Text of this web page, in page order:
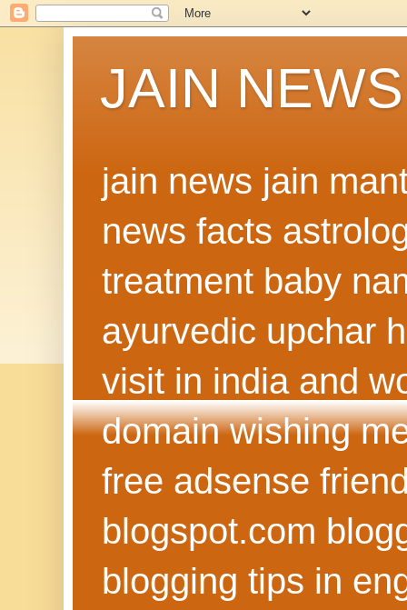
JAIN NEWS
jain news jain
news facts
treatment baby
ayurvedic upchar
visit in india and
domain wishing
free adsense
blogspot.com
blogging tips in